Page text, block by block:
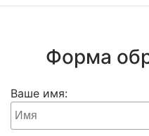
Форма
Ваше имя: